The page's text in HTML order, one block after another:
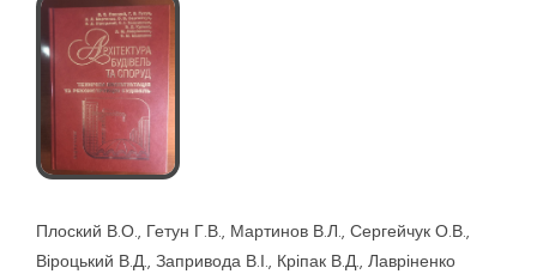
Плоский В.О., Гетун Г.В., Мартинов В.Л., Сергейчук О.В.,
Віроцький В.Д., Запривода В.І., Кріпак В.Д., Лавріненко